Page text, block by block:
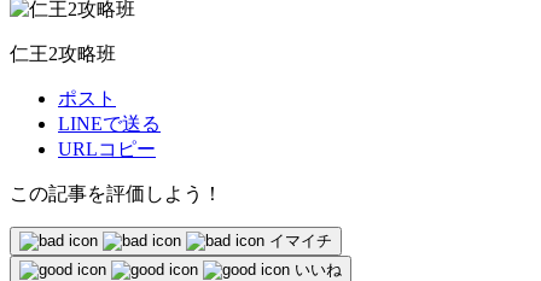
仁王2攻略班
ポスト
LINEで送る
URLコピー
この記事を評価しよう！
イマイチ
いいね